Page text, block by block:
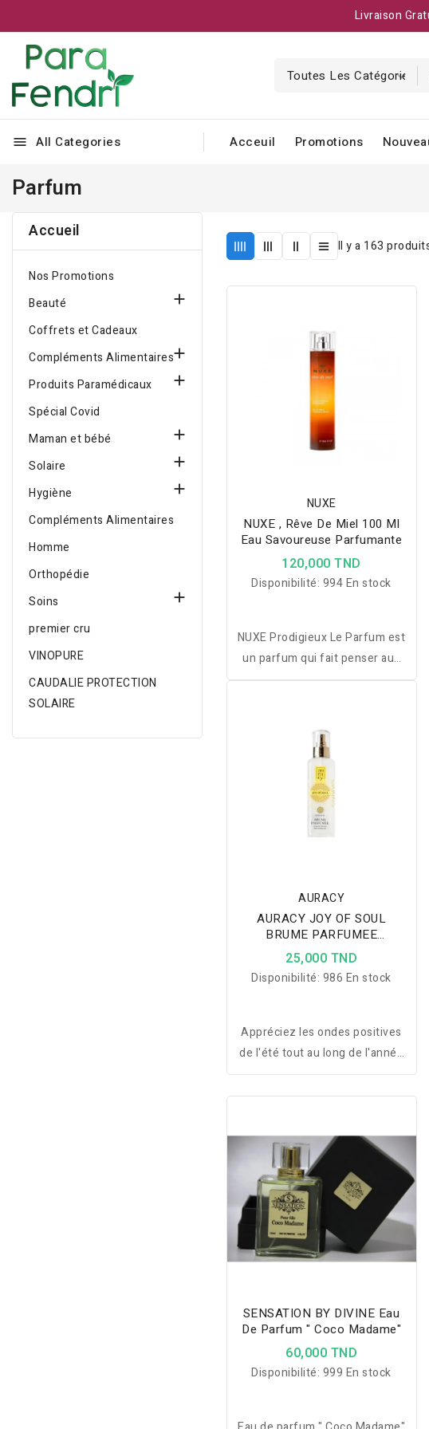
Livraison
menu All Categories Acceuil Promotions
Parfum
Accueil
Nos Promotions
Beauté

Coffrets et Cadeaux
Compléments Alimentaires
Produits Paramédicaux 
Spécial Covid
Maman et bébé

Solaire 
Hygiène 
Compléments Alimentaires
Homme
Orthopédie
Soins

premier cru
VINOPURE
CAUDALIE PROTECTION
SOLAIRE
Il y a 163
NUXE
NUXE , Rêve De Miel 100 Ml
Eau Savoureuse Parfumante
120,000 TND
Disponibilité: 994 En stock
NUXE Prodigieux Le Parfum est
un parfum qui fait penser aux
vacances, au soleil et au sable
ce purfum envoutant se
présente comme une
référence pour toutes les
femmes.
AURACY
AURACY JOY OF SOUL
BRUME PARFUMEE
CHEVEUX ET CORPS 250ML
25,000 TND
Disponibilité: 986 En stock
Appréciez les ondes positives
de l'été tout au long de l'année
et réveillez vos sens avec la
brume parfumée AURACY Joy
sur votre corps et vos cheveux,
et permettez à votre aura de
briller toute la journée.
SENSATION BY DIVINE Eau
De Parfum " Coco Madame"
60,000 TND
Disponibilité: 999 En stock